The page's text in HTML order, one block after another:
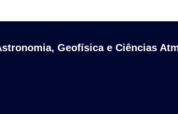
Geofísica e Ciências